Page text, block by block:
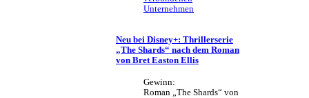
Unternehmen
Neu bei Disney+: Thrillerserie
„The Shards“ nach dem Roman
von Bret Easton Ellis
Gewinn:
Roman „The Shards“ von